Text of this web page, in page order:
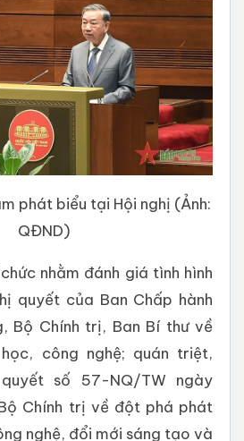
phát biểu tại Hội nghị (Ảnh:
QĐND)
nhằm đánh giá tình hình
quyết của Ban Chấp hành
Bộ Chính trị, Ban Bí thư về
công nghệ; quán triệt,
số 57-NQ/TW ngày
Chính trị về đột phá phát
nghệ, đổi mới sáng tạo và